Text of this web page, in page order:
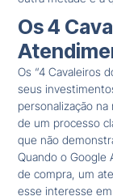
Os 4
Os “4 Cavaleiros
seus
personalização
de um processo
que não
Quando o Google
de compra, um
esse interesse